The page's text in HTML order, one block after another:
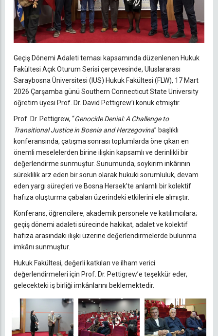
Geçiş Dönemi Adaleti teması kapsamında düzenlenen Hukuk
Fakültesi Açık Oturum Serisi çerçevesinde, Uluslararası
Saraybosna Üniversitesi (IUS) Hukuk Fakültesi (FLW), 17 Mart
2026 Çarşamba günü Southern Connecticut State University
öğretim üyesi Prof. Dr. David Pettigrew’i konuk etmiştir.
Prof. Dr. Pettigrew, “Genocide Denial: A Challenge to
Transitional Justice in Bosnia and Herzegovina” başlıklı
konferansında, çatışma sonrası toplumlarda öne çıkan en
önemli meselelerden birine ilişkin kapsamlı ve derinlikli bir
değerlendirme sunmuştur. Sunumunda, soykırım inkârının
süreklilik arz eden bir sorun olarak hukuki sorumluluk, devam
eden yargı süreçleri ve Bosna Hersek’te anlamlı bir kolektif
hafıza oluşturma çabaları üzerindeki etkilerini ele almıştır.
Konferans, öğrencilere, akademik personele ve katılımcılara;
geçiş dönemi adaleti sürecinde hakikat, adalet ve kolektif
hafıza arasındaki ilişki üzerine değerlendirmelerde bulunma
imkânı sunmuştur.
Hukuk Fakültesi, değerli katkıları ve ilham verici
değerlendirmeleri için Prof. Dr. Pettigrew’e teşekkür eder,
gelecekteki iş birliği imkânlarını beklemektedir.